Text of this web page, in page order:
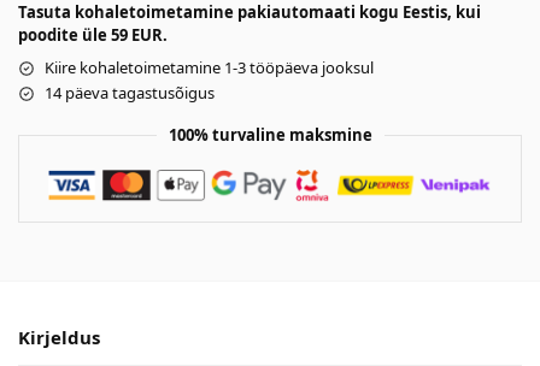
Tasuta kohaletoimetamine pakiautomaati kogu Eestis, kui
poodite üle 59 EUR.
Kiire kohaletoimetamine 1-3 tööpäeva jooksul
14 päeva tagastusõigus
100% turvaline maksmine
Kirjeldus